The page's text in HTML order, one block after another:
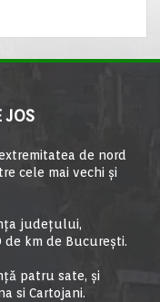
JOS
de nord
cele mai vechi şi
judeţului,
de km de Bucureşti.
patru sate, și
si Cartojani.